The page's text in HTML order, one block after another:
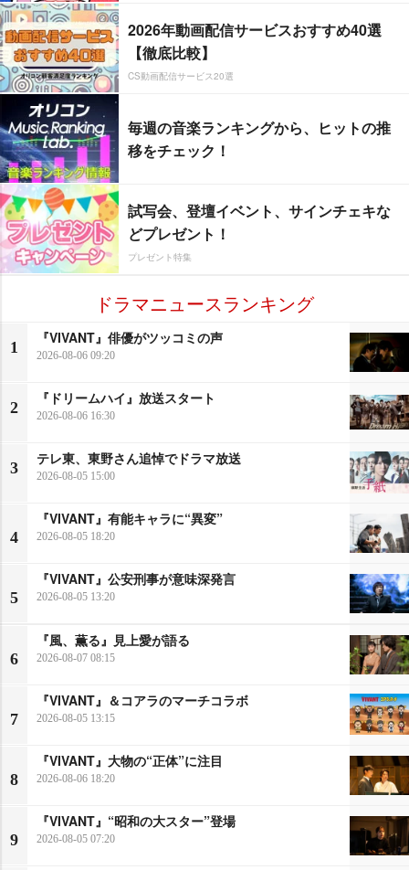
2026年動画配信サービスおすすめ40選
【徹底比較】
CS動画配信サービス20選
毎週の音楽ランキングから、ヒットの推
移をチェック！
試写会、登壇イベント、サインチェキな
どプレゼント！
プレゼント特集
ドラマニュースランキング
1
『VIVANT』俳優がツッコミの声
2026-08-06 09:20
2
『ドリームハイ』放送スタート
2026-08-06 16:30
3
テレ東、東野さん追悼でドラマ放送
2026-08-05 15:00
4
『VIVANT』有能キャラに“異変”
2026-08-05 18:20
5
『VIVANT』公安刑事が意味深発言
2026-08-05 13:20
6
『風、薫る』見上愛が語る
2026-08-07 08:15
7
『VIVANT』＆コアラのマーチコラボ
2026-08-05 13:15
8
『VIVANT』大物の“正体”に注目
2026-08-06 18:20
9
『VIVANT』“昭和の大スター”登場
2026-08-05 07:20